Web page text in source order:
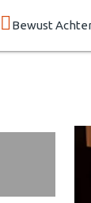
Bewust